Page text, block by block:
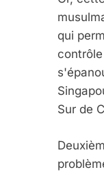
qui
Sur de